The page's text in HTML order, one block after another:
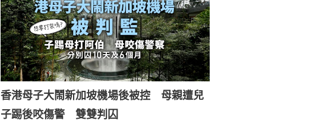
香港母子大鬧新加坡機場後被控 母親遭兒
子踢後咬傷警 雙雙判囚